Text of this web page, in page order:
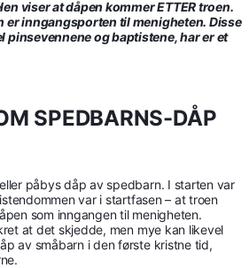
viser at dåpen kommer ETTER troen.
er inngangsporten til menigheten. Disse
pinsevennene og baptistene, har er et
SPEDBARNS-DÅP
påbys dåp av spedbarn. I starten var
var i startfasen – at troen
som inngangen til menigheten.
at det skjedde, men mye kan likevel
av småbarn i den første kristne tid,